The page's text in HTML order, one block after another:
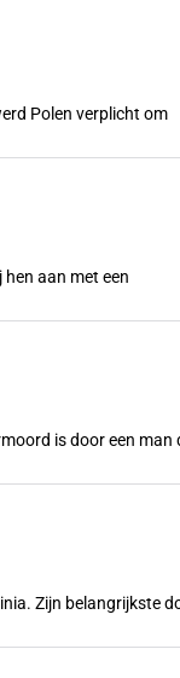
Polen verplicht om
aan met een
is door een man
Zijn belangrijkste